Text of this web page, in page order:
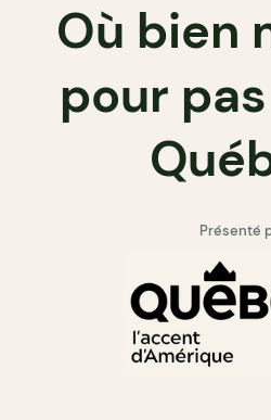
Où bien
pour
Présenté